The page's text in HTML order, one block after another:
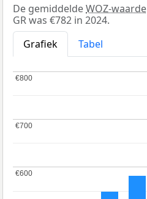
De gemiddeldeWOZ-waarde
GR was €782 in 2024.
Grafiek
Tabel
€600
€600
€700
€700
€800
€800